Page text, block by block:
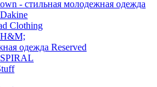
- стильная молодежная одежда
Clothing
H&M;
одежда Reserved